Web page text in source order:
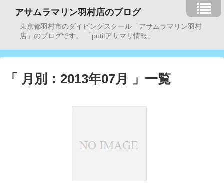
アサムラマリン羽村店のブログ
東京都羽村市のダイビングスクール「アサムラマリン羽村
店」のブログです。 「putitアサマリ情報」
「 月別：2013年07月 」一覧